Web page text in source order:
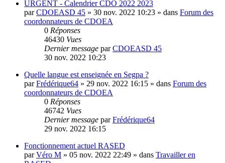
URGENT - Calendrier CDO 2022 2023
parCDOEASD 45 » 30 nov. 2022 10:23 » dans Forum des
coordonnateurs de CDOEA
0 Réponses
46430 Vues
Dernier message parCDOEASD 45
30 nov. 2022 10:23
Quelle langue est enseignée en Segpa ?
parFrédérique64 » 29 nov. 2022 16:15 » dans Forum des
coordonnateurs de CDOEA
0 Réponses
46742 Vues
Dernier message parFrédérique64
29 nov. 2022 16:15
Fonctionnement actuel RASED
parVéro M » 05 nov. 2022 22:49 » dans Travailler en